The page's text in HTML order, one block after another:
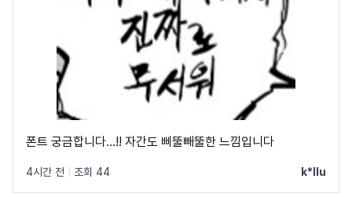
폰트 궁금합니다…!! 자간도 삐뚤빼뚤한 느낌입니다
4시간 전 조회 44 k*llu